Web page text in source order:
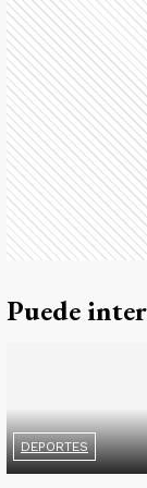
Puede
DEPORTES